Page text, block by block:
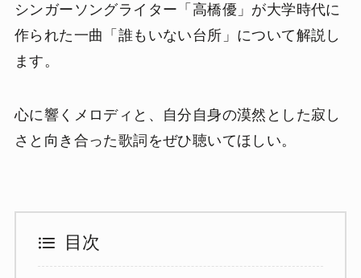
シンガーソングライター「高橋優」が大学時代に
作られた一曲「誰もいない台所」について解説し
ます。
心に響くメロディと、自分自身の漠然とした寂し
さと向き合った歌詞をぜひ聴いてほしい。
目次